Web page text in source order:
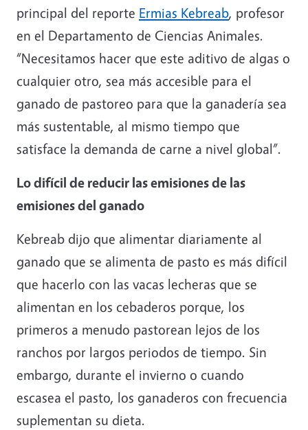
principal del reporte Ermias Kebreab, profesor
en el Departamento de Ciencias Animales.
“Necesitamos hacer que este aditivo de algas o
cualquier otro, sea más accesible para el
ganado de pastoreo para que la ganadería sea
más sustentable, al mismo tiempo que
satisface la demanda de carne a nivel global”.
Lo difícil de reducir las emisiones de las
emisiones del ganado
Kebreab dijo que alimentar diariamente al
ganado que se alimenta de pasto es más difícil
que hacerlo con las vacas lecheras que se
alimentan en los cebaderos porque, los
primeros a menudo pastorean lejos de los
ranchos por largos periodos de tiempo. Sin
embargo, durante el invierno o cuando
escasea el pasto, los ganaderos con frecuencia
suplementan su dieta.